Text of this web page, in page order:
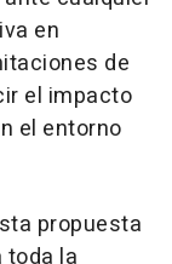
en
de
el impacto
el entorno
propuesta